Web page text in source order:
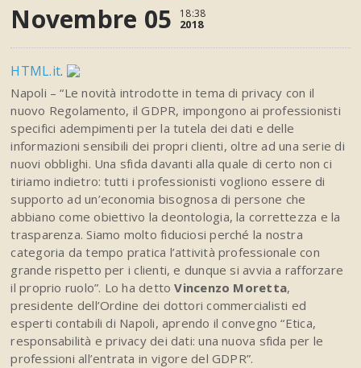
Novembre 05 18:38
2018
HTML.it.
Napoli – “Le novità introdotte in tema di privacy con il
nuovo Regolamento, il GDPR, impongono ai professionisti
specifici adempimenti per la tutela dei dati e delle
informazioni sensibili dei propri clienti, oltre ad una serie di
nuovi obblighi. Una sfida davanti alla quale di certo non ci
tiriamo indietro: tutti i professionisti vogliono essere di
supporto ad un’economia bisognosa di persone che
abbiano come obiettivo la deontologia, la correttezza e la
trasparenza. Siamo molto fiduciosi perché la nostra
categoria da tempo pratica l’attività professionale con
grande rispetto per i clienti, e dunque si avvia a rafforzare
il proprio ruolo”. Lo ha dettoVincenzo Moretta,
presidente dell’Ordine dei dottori commercialisti ed
esperti contabili di Napoli, aprendo il convegno “Etica,
responsabilità e privacy dei dati: una nuova sfida per le
professioni all’entrata in vigore del GDPR”.